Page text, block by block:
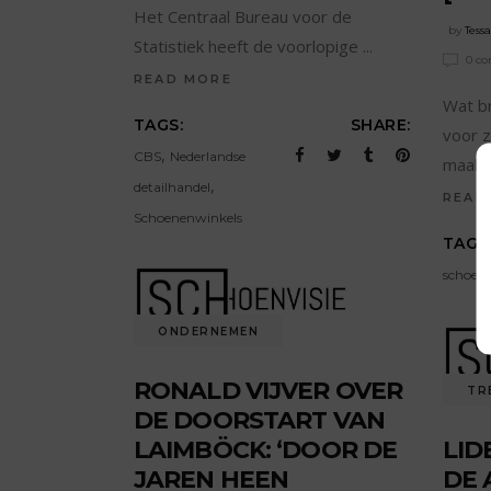
Het Centraal Bureau voor de
Statistiek heeft de voorlopige
READ MORE
TAGS:
CBS, Nederlandse
detailhandel,
Schoenenwinkels
SHARE:
by
0
Wat
voor
maakt
READ
TAGS:
ONDERNEMEN
RONALD VIJVER OVER
DE DOORSTART VAN
LAIMBÖCK: ‘DOOR DE
JAREN HEEN
DE